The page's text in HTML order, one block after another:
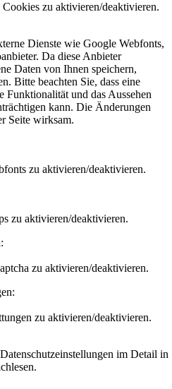
zu aktivieren/deaktivieren.
Dienste wie Google Webfonts,
Da diese Anbieter
Daten von Ihnen speichern,
Bitte beachten Sie, dass eine
Funktionalität und das Aussehen
kann. Die Änderungen
Seite wirksam.
zu aktivieren/deaktivieren.
zu aktivieren/deaktivieren.
zu aktivieren/deaktivieren.
zu aktivieren/deaktivieren.
im Detail in